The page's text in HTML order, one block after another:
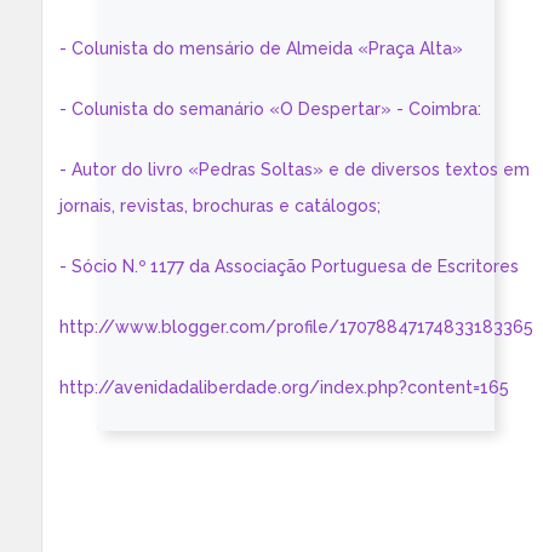
- Colunista do mensário de Almeida «Praça Alta»
- Colunista do semanário «O Despertar» - Coimbra:
- Autor do livro «Pedras Soltas» e de diversos textos em
jornais, revistas, brochuras e catálogos;
- Sócio N.º 1177 da Associação Portuguesa de Escritores
http://www.blogger.com/profile/17078847174833183365
http://avenidadaliberdade.org/index.php?content=165